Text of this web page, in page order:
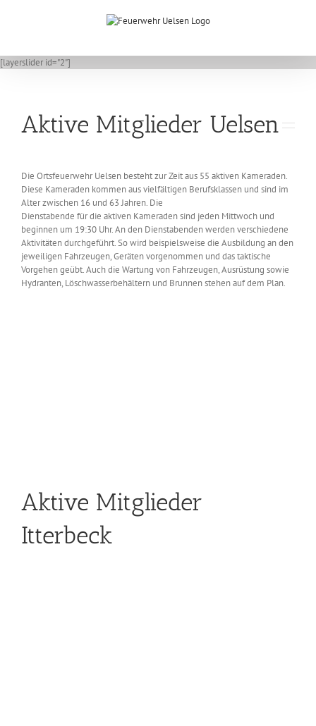
[layerslider id="2"]
Aktive Mitglieder Uelsen
Die Ortsfeuerwehr Uelsen besteht zur Zeit aus 55 aktiven Kameraden.
Diese Kameraden kommen aus vielfältigen Berufsklassen und sind im
Alter zwischen 16 und 63 Jahren. Die
Dienstabende für die aktiven Kameraden sind jeden Mittwoch und
beginnen um 19:30 Uhr. An den Dienstabenden werden verschiedene
Aktivitäten durchgeführt. So wird beispielsweise die Ausbildung an den
jeweiligen Fahrzeugen, Geräten vorgenommen und das taktische
Vorgehen geübt. Auch die Wartung von Fahrzeugen, Ausrüstung sowie
Hydranten, Löschwasserbehältern und Brunnen stehen auf dem Plan.
Aktive Mitglieder
Itterbeck